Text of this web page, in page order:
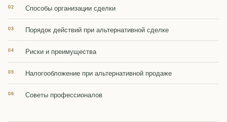
Способы организации сделки
Порядок действий при альтернативной сделке
Риски и преимущества
Налогообложение при альтернативной продаже
Советы профессионалов